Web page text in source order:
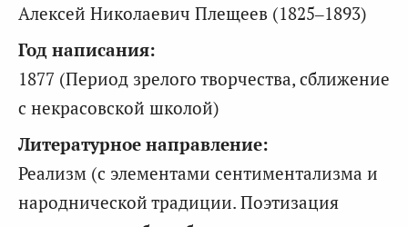
Алексей Николаевич Плещеев (1825–1893)
Год написания:
1877 (Период зрелого творчества, сближение
с некрасовской школой)
Литературное направление:
Реализм (с элементами сентиментализма и
народнической традиции. Поэтизация